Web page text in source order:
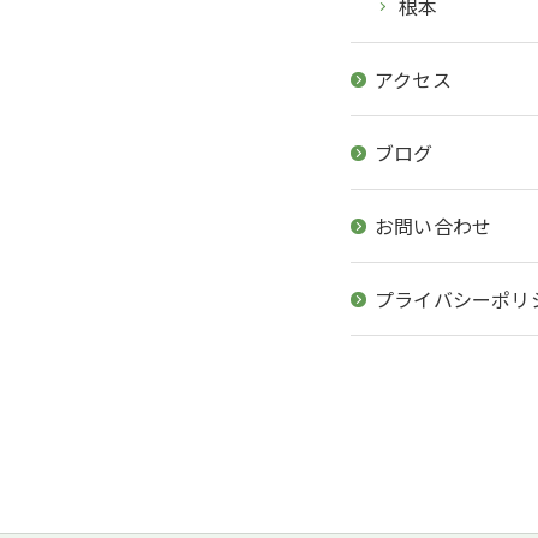
根本
アクセス
ブログ
お問い合わせ
プライバシーポリ